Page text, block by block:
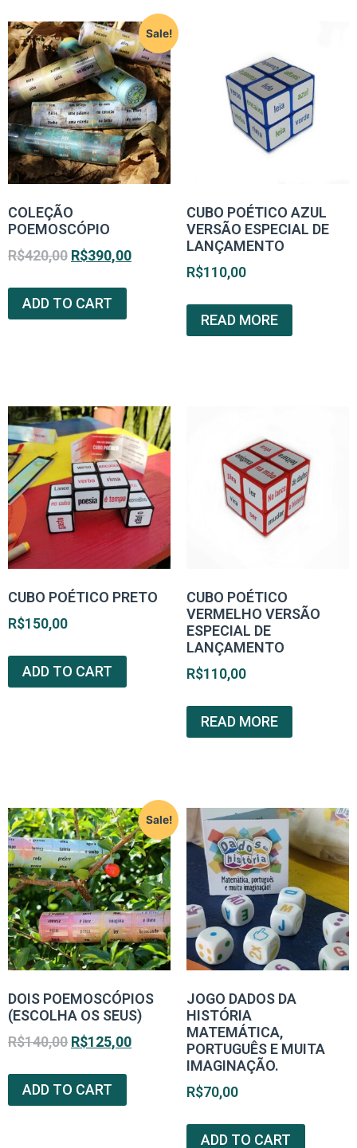
Sale!
COLEÇÃO
POEMOSCÓPIO
R$420,00 R$390,00
ADD TO CART
CUBO POÉTICO AZUL
VERSÃO ESPECIAL DE
LANÇAMENTO
R$110,00
READ MORE
CUBO POÉTICO PRETO
R$150,00
ADD TO CART
CUBO POÉTICO
VERMELHO VERSÃO
ESPECIAL DE
LANÇAMENTO
R$110,00
READ MORE
Sale!
DOIS POEMOSCÓPIOS
(ESCOLHA OS SEUS)
R$140,00 R$125,00
ADD TO CART
JOGO DADOS DA
HISTÓRIA
MATEMÁTICA,
PORTUGUÊS E MUITA
IMAGINAÇÃO.
R$70,00
ADD TO CART